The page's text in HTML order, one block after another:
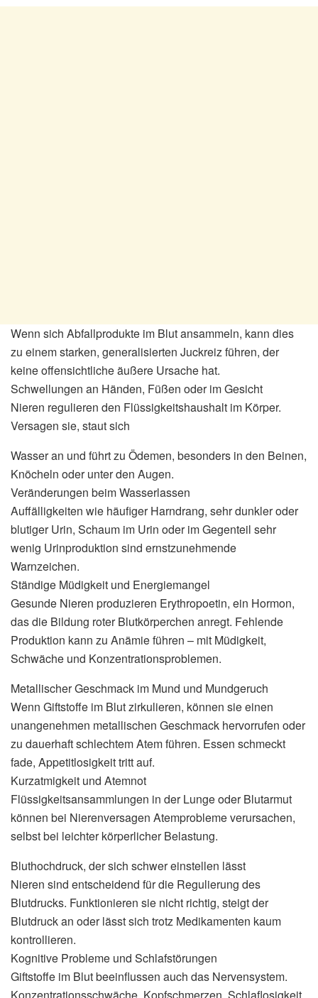
Wenn sich Abfallprodukte im Blut ansammeln, kann dies
zu einem starken, generalisierten Juckreiz führen, der
keine offensichtliche äußere Ursache hat.
Schwellungen an Händen, Füßen oder im Gesicht
Nieren regulieren den Flüssigkeitshaushalt im Körper.
Versagen sie, staut sich
Wasser an und führt zu Ödemen, besonders in den Beinen,
Knöcheln oder unter den Augen.
Veränderungen beim Wasserlassen
Auffälligkeiten wie häufiger Harndrang, sehr dunkler oder
blutiger Urin, Schaum im Urin oder im Gegenteil sehr
wenig Urinproduktion sind ernstzunehmende
Warnzeichen.
Ständige Müdigkeit und Energiemangel
Gesunde Nieren produzieren Erythropoetin, ein Hormon,
das die Bildung roter Blutkörperchen anregt. Fehlende
Produktion kann zu Anämie führen – mit Müdigkeit,
Schwäche und Konzentrationsproblemen.
Metallischer Geschmack im Mund und Mundgeruch
Wenn Giftstoffe im Blut zirkulieren, können sie einen
unangenehmen metallischen Geschmack hervorrufen oder
zu dauerhaft schlechtem Atem führen. Essen schmeckt
fade, Appetitlosigkeit tritt auf.
Kurzatmigkeit und Atemnot
Flüssigkeitsansammlungen in der Lunge oder Blutarmut
können bei Nierenversagen Atemprobleme verursachen,
selbst bei leichter körperlicher Belastung.
Bluthochdruck, der sich schwer einstellen lässt
Nieren sind entscheidend für die Regulierung des
Blutdrucks. Funktionieren sie nicht richtig, steigt der
Blutdruck an oder lässt sich trotz Medikamenten kaum
kontrollieren.
Kognitive Probleme und Schlafstörungen
Giftstoffe im Blut beeinflussen auch das Nervensystem.
Konzentrationsschwäche, Kopfschmerzen, Schlaflosigkeit